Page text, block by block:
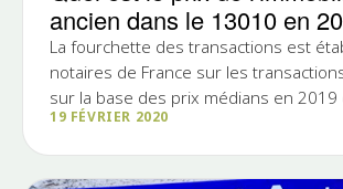
ancien dans le 13010 en
La fourchette des transactions est
notaires de France sur les
sur la base des prix médians en 2019
13010 . Voici...
19 FÉVRIER 2020